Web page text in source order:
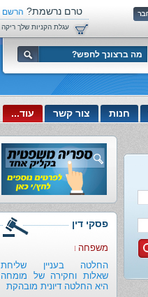
טרם נרשמת? הרשם
עכשיו!
עגלת הקניות שלך ריקה
חנות צור קשר עוד...
פסקי דין
משפחה
החלטה בעניין שליחת
שאלות וחקירה של מומחה
היא החלטה דיונית מובהקת